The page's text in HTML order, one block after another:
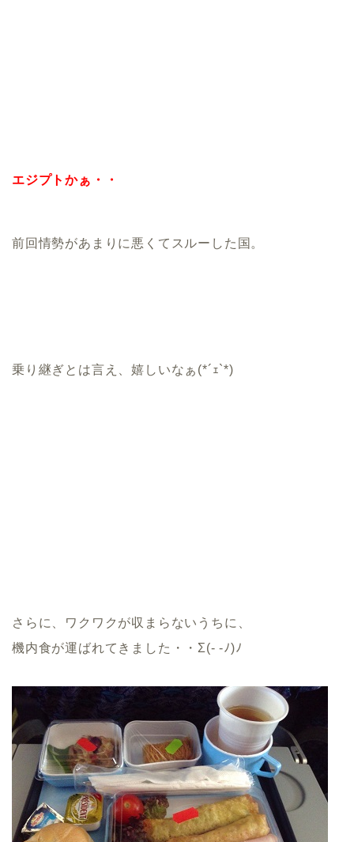
エジプトかぁ・・
前回情勢があまりに悪くてスルーした国。
乗り継ぎとは言え、嬉しいなぁ(*´ｪ`*)
さらに、ワクワクが収まらないうちに、
機内食が運ばれてきました・・Σ(- -ﾉ)ﾉ